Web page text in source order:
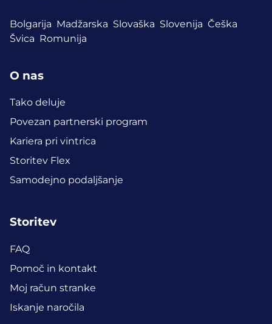
Bolgarija Madžarska Slovaška Slovenija Češka
Švica Romunija
O nas
Tako deluje
Povezan partnerski program
Kariera pri vintrica
Storitev Flex
Samodejno podaljšanje
Storitev
FAQ
Pomoč in kontakt
Moj račun stranke
Iskanje naročila